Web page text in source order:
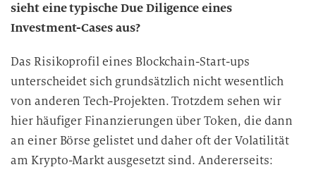
sieht eine typische Due Diligence eines
Investment-Cases aus?
Das Risikoprofil eines Blockchain-Start-ups
unterscheidet sich grundsätzlich nicht wesentlich
von anderen Tech-Projekten. Trotzdem sehen wir
hier häufiger Finanzierungen über Token, die dann
an einer Börse gelistet und daher oft der Volatilität
am Krypto-Markt ausgesetzt sind. Andererseits: